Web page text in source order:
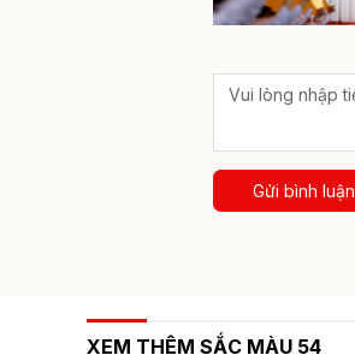
Gửi bình luận
XEM THÊM SẮC MÀU 54